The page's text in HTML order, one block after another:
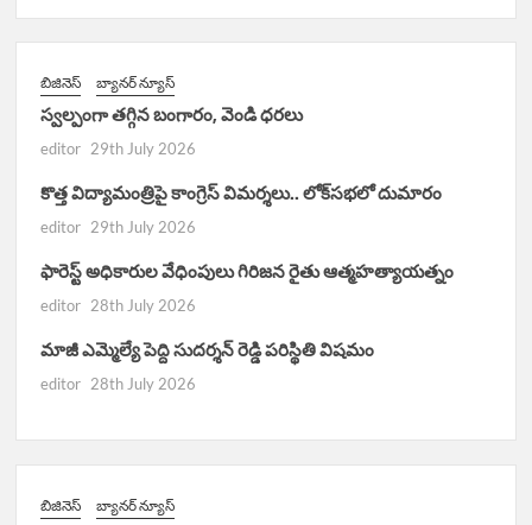
బిజినెస్ బ్యానర్ న్యూస్
స్వల్పంగా తగ్గిన బంగారం, వెండి ధరలు
editor 29th July 2026
కొత్త విద్యామంత్రిపై కాంగ్రెస్ విమర్శలు.. లోక్‌సభలో దుమారం
editor 29th July 2026
ఫారెస్ట్ అధికారుల వేధింపులు గిరిజన రైతు ఆత్మహత్యాయత్నం
editor 28th July 2026
మాజీ ఎమ్మెల్యే పెద్ది సుదర్శన్ రెడ్డి పరిస్థితి విషమం
editor 28th July 2026
బిజినెస్ బ్యానర్ న్యూస్